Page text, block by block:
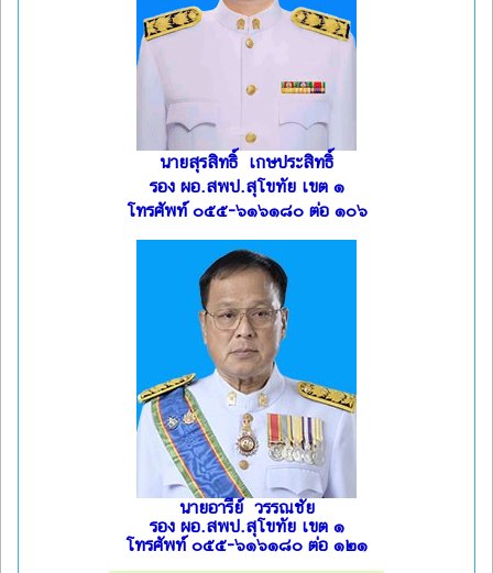
นายสุรสิทธิ์ เกษประสิทธิ์
รอง ผอ.สพป.สุโขทัย เขต ๑
โทรศัพท์ ๐๕๕-๖๑๖๑๘๐ ต่อ ๑๐๖
นายอารีย์ วรรณชัย
รอง ผอ.สพป.สุโขทัย เขต ๑
โทรศัพท์ ๐๕๕-๖๑๖๑๘๐ ต่อ ๑๒๑